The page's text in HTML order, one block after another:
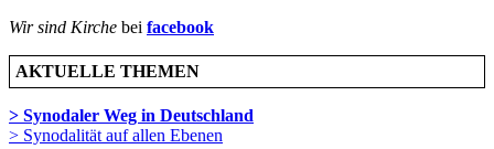
Wir sind Kirche bei facebook
AKTUELLE THEMEN
> Synodaler Weg in Deutschland
> Synodalität auf allen Ebenen